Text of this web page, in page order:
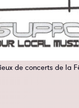
de concerts de la